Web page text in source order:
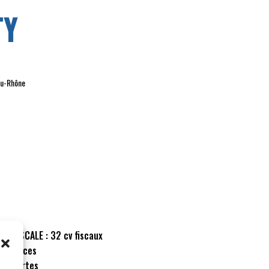
Rhône
FISCALE : 32 cv fiscaux
4 places
2 portes